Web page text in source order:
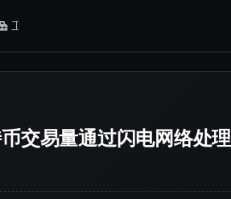
工具/返佣
交易量通过闪电网络处理